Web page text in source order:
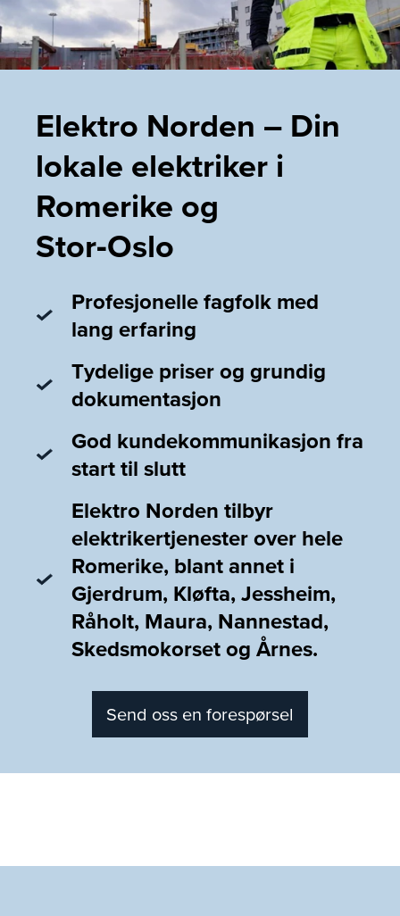
Elektro Norden – Din
lokale elektriker i
Romerike og
Stor‑Oslo
Profesjonelle fagfolk med
lang erfaring
Tydelige priser og grundig
dokumentasjon
God kundekommunikasjon fra
start til slutt
Elektro Norden tilbyr
elektrikertjenester over hele
Romerike, blant annet i
Gjerdrum, Kløfta, Jessheim,
Råholt, Maura, Nannestad,
Skedsmokorset og Årnes.
Send oss en forespørsel